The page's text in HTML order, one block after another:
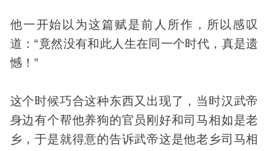
他一开始以为这篇赋是前人所作，所以感叹
道：“竟然没有和此人生在同一个时代，真是遗
憾！”
这个时候巧合这种东西又出现了，当时汉武帝
身边有个帮他养狗的官员刚好和司马相如是老
乡，于是就得意的告诉武帝这是他老乡司马相